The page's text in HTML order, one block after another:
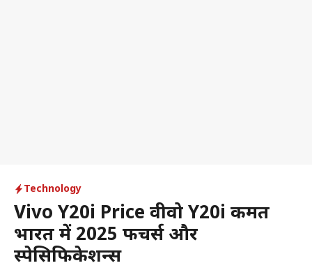
Technology
Vivo Y20i Price वीवो Y20i कीमत
भारत में 2025 फीचर्स और
स्पेसिफिकेशन्स